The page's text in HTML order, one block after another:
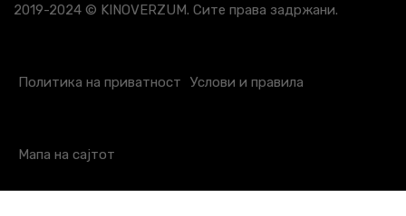
2019-2024 © KINOVERZUM. Сите права задржани.
Политика на приватност Услови и правила
Мапа на сајтот